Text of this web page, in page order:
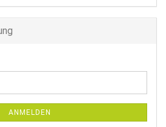
ANMELDEN